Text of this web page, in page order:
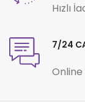
Hızlı
7/24
Online